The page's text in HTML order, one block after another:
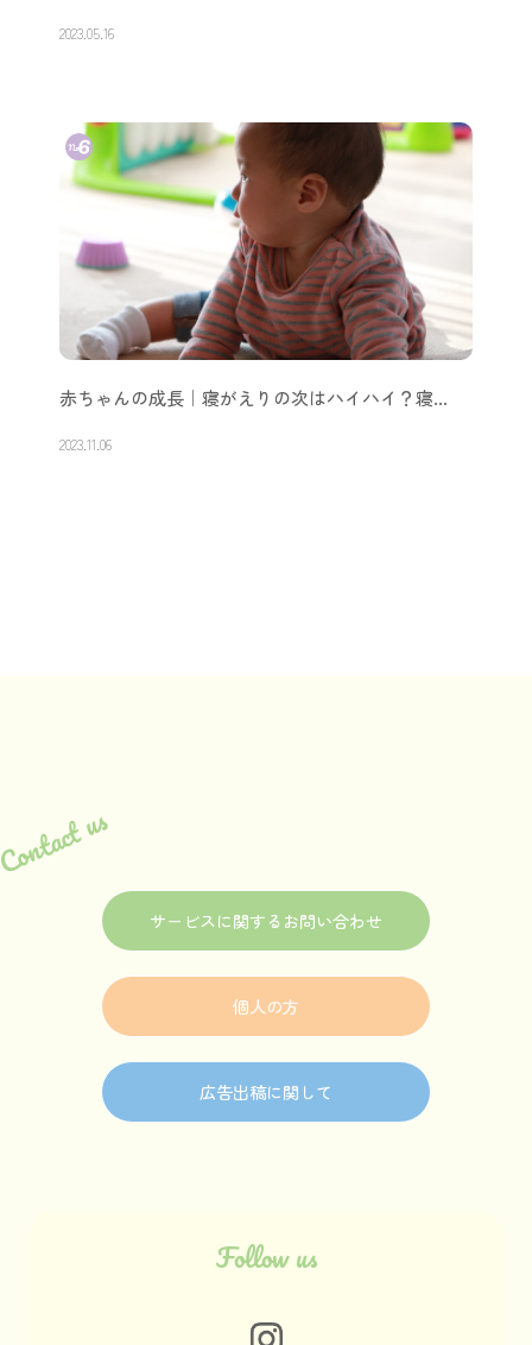
2023.05.16
赤ちゃんの成長｜寝がえりの次はハイハイ？寝…
2023.11.06
us
サービスに関するお問い合わせ
個人の方
広告出稿に関して
Follow us